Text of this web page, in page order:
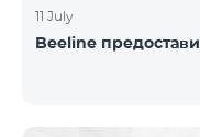
11 July
Beeline